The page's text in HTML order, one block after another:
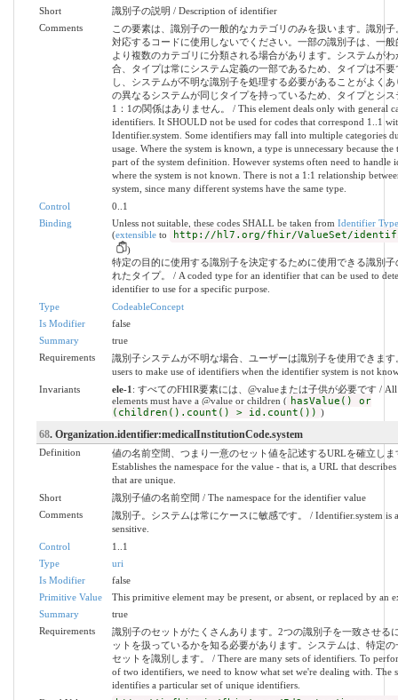
Short
識別子の説明 / Description of identifier
Comments
この要素は、識別子の一般的なカテゴリのみを扱います。識別
対応するコードに使用しないでください。一部の識別子は、一般
より複数のカテゴリに分類される場合があります。システムが
合、タイプは常にシステム定義の一部であるため、タイプは不要
し、システムが不明な識別子を処理する必要があることがよく
の異なるシステムが同じタイプを持っているため、タイプとシス
1：1の関係はありません。 / This element deals only with general
identifiers. It SHOULD not be used for codes that correspond 1..1
Identifier.system. Some identifiers may fall into multiple categories
usage. Where the system is known, a type is unnecessary because the
part of the system definition. However systems often need to handle
where the system is not known. There is not a 1:1 relationship
system, since many different systems have the same type.
Control
0..1
Binding
Unless not suitable, these codes SHALL be taken from Identifier
(extensibleto http://hl7.org/fhir/ValueSet/
)
特定の目的に使用する識別子を決定するために使用できる識別子
れたタイプ。 / A coded type for an identifier that can be used to
identifier to use for a specific purpose.
Type
CodeableConcept
Is Modifier
false
Summary
true
Requirements
識別子システムが不明な場合、ユーザーは識別子を使用できます
users to make use of identifiers when the identifier system is not
Invariants
ele-1 : すべてのFHIR要素には、@valueまたは子供が必要です /
elements must have a @value or children ( hasValue() or
(children().count() > id.count()) )
68. Organization.identifier:medicalInstitutionCode.system
Definition
値の名前空間、つまり一意のセット値を記述するURLを確立しま
Establishes the namespace for the value - that is, a URL that describes
that are unique.
Short
識別子値の名前空間 / The namespace for the identifier value
Comments
識別子。システムは常にケースに敏感です。 / Identifier.system is
sensitive.
Control
1..1
Type
uri
Is Modifier
false
Primitive Value
This primitive element may be present, or absent, or replaced by an
Summary
true
Requirements
識別子のセットがたくさんあります。2つの識別子を一致させる
ットを扱っているかを知る必要があります。システムは、特定
セットを識別します。 / There are many sets of identifiers. To
of two identifiers, we need to know what set we're dealing with. The
identifies a particular set of unique identifiers.